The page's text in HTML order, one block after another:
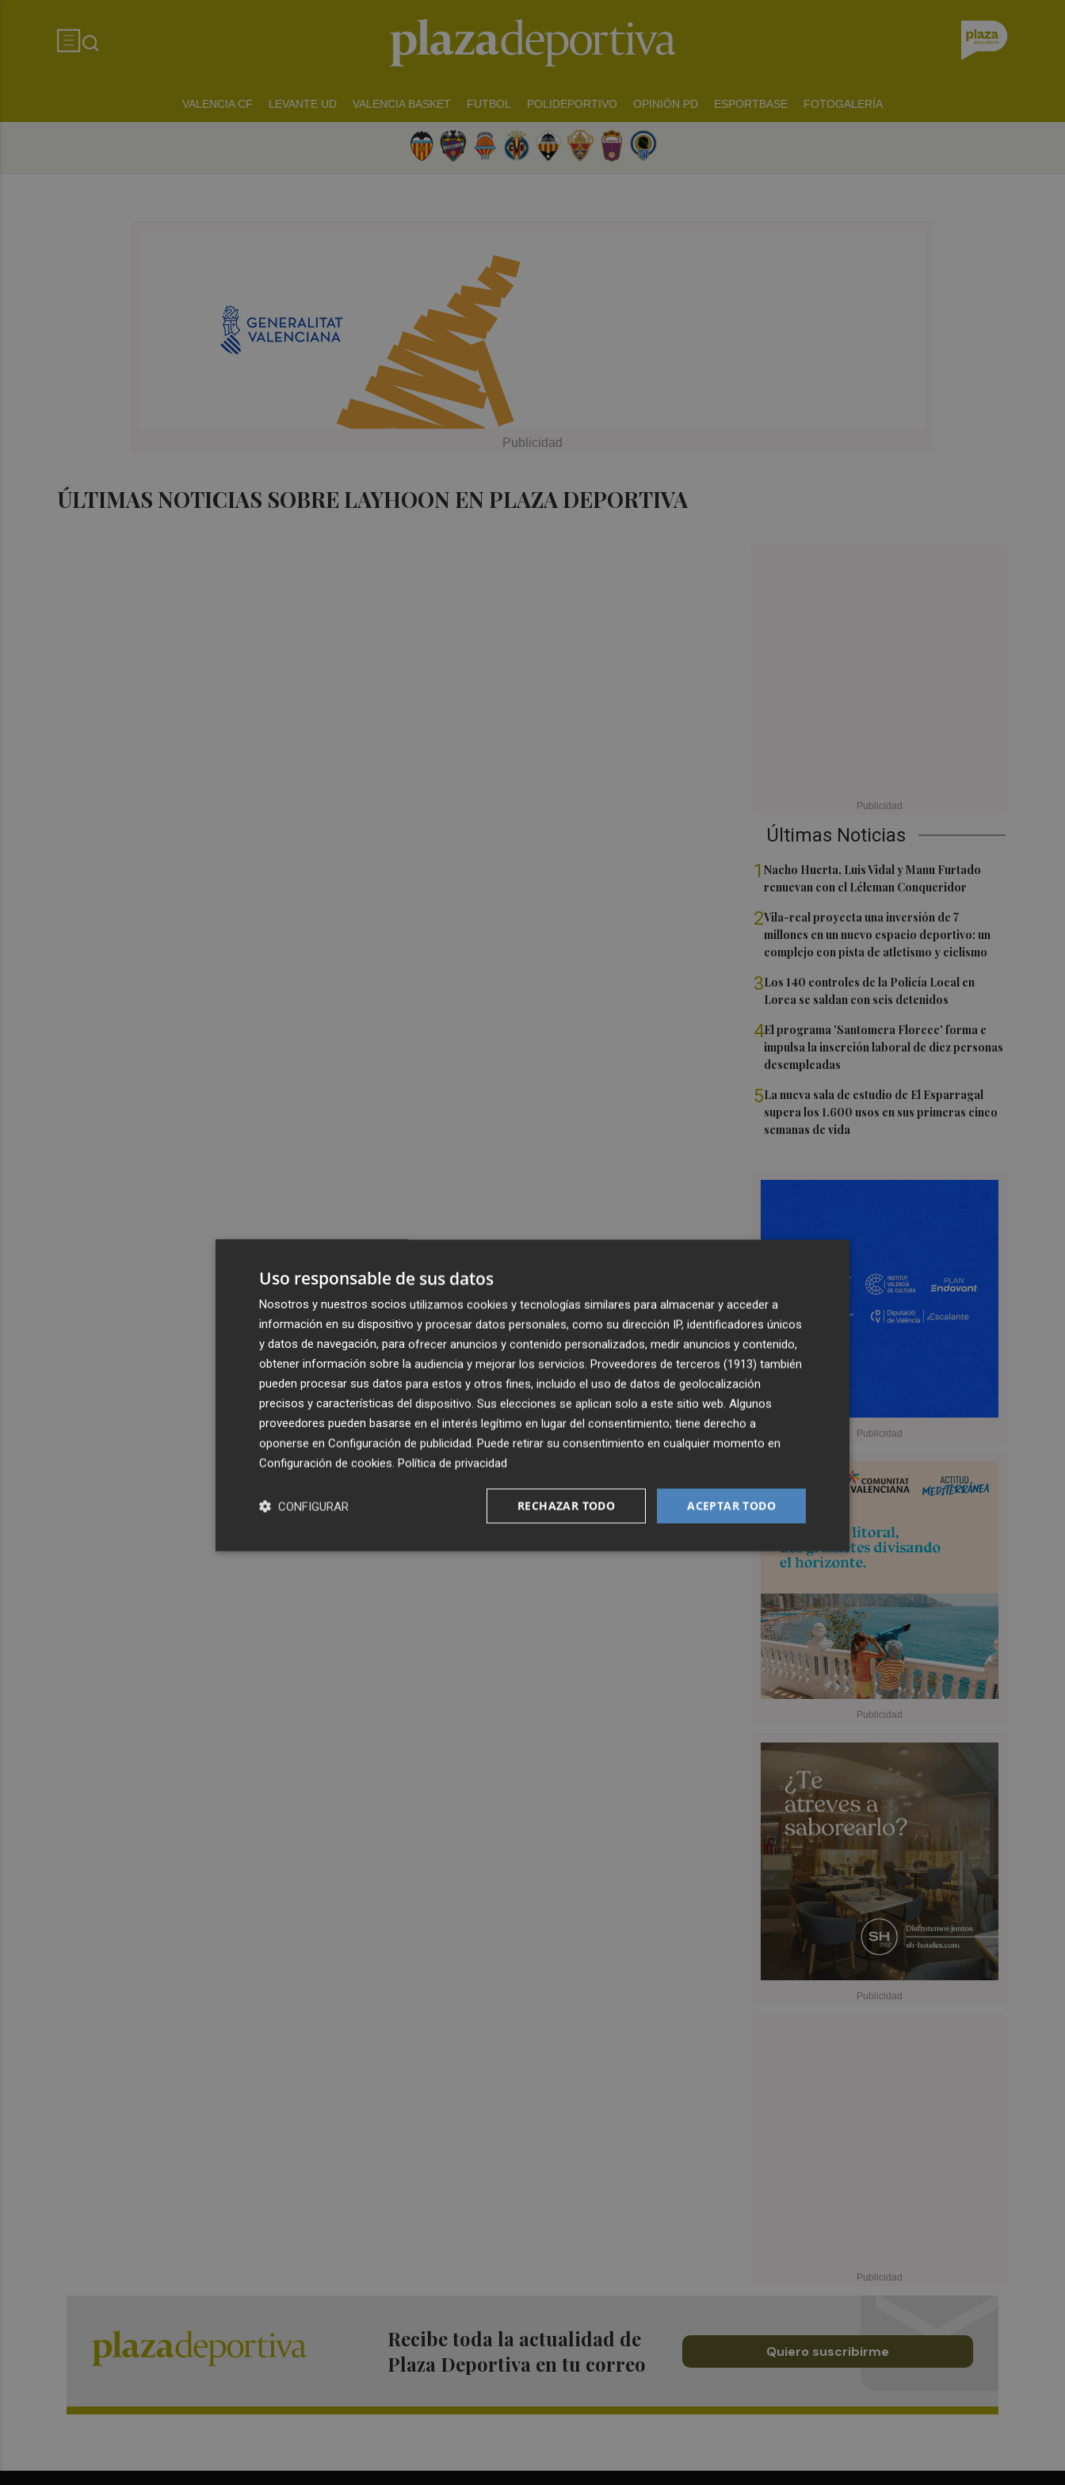
VALENCIA CF LEVANTE UD VALENCIA BASKET FUTBOL POLIDEPORTIVO OPINIÓN PD ESPORTBASE FOTOGALERÍA
ÚLTIMAS NOTICIAS SOBRE LAYHOON EN PLAZA DEPORTIVA
Últimas Noticias
1Nacho Huerta, Luis Vidal y Manu Furtado
renuevan con el Léleman Conqueridor
2Vila-real proyecta una inversión de 7
millones en un nuevo espacio deportivo: un
complejo con pista de atletismo y ciclismo
3Los 140 controles de la Policía Local en
Lorca se saldan con seis detenidos
4El programa 'Santomera Florece' forma e
impulsa la inserción laboral de diez personas
desempleadas
5La nueva sala de estudio de El Esparragal
supera los 1.600 usos en sus primeras cinco
semanas de vida
Recibe toda la actualidad de
Plaza Deportiva en tu correo
Quiero suscribirme
Uso responsable de sus datos
Nosotros y nuestros socios utilizamos cookies y tecnologías similares para almacenar y acceder a
información en su dispositivo y procesar datos personales, como su dirección IP, identificadores únicos
y datos de navegación, para ofrecer anuncios y contenido personalizados, medir anuncios y contenido,
obtener información sobre la audiencia y mejorar los servicios. Proveedores de terceros (1913) también
pueden procesar sus datos para estos y otros fines, incluido el uso de datos de geolocalización
precisos y características del dispositivo. Sus elecciones se aplican solo a este sitio web. Algunos
proveedores pueden basarse en el interés legítimo en lugar del consentimiento; tiene derecho a
oponerse en Configuración de publicidad. Puede retirar su consentimiento en cualquier momento en
Configuración de cookies. Política de privacidad
ACEPTAR TODO
RECHAZAR TODO
CONFIGURAR